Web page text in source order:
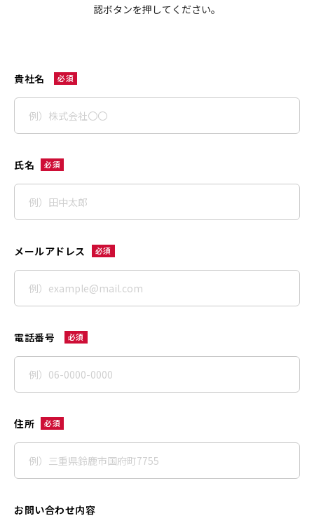
認ボタンを押してください。
貴社名 必須
氏名 必須
メールアドレス 必須
電話番号 必須
住所 必須
お問い合わせ内容